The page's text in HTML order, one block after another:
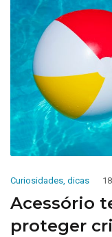
Curiosidades dicas
Acessório
proteger